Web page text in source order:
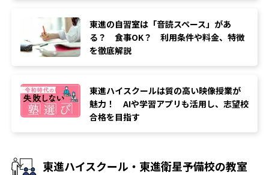
東進の自習室は「音読スペース」があ
る？ 食事OK？ 利用条件や料金、特徴
を徹底解説
東進ハイスクールは質の高い映像授業が
魅力！ AIや学習アプリも活用し、志望校
合格を目指す
東進ハイスクール・東進衛星予備校の教室